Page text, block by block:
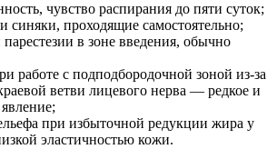
чувство распирания до пяти суток;
синяки, проходящие самостоятельно;
в зоне введения, обычно
работе с подподбородочной зоной из‑за
ветви лицевого нерва — редкое и
при избыточной редукции жира у
эластичностью кожи.